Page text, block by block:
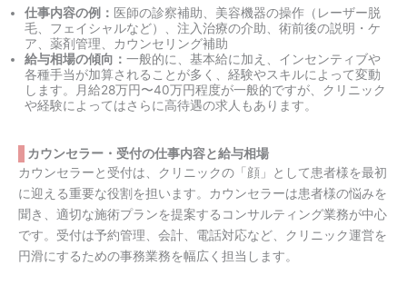
仕事内容の例： 医師の診察補助、美容機器の操作（レーザー脱
毛、フェイシャルなど）、注入治療の介助、術前後の説明・ケ
ア、薬剤管理、カウンセリング補助
給与相場の傾向： 一般的に、基本給に加え、インセンティブや
各種手当が加算されることが多く、経験やスキルによって変動
します。月給28万円〜40万円程度が一般的ですが、クリニック
や経験によってはさらに高待遇の求人もあります。
カウンセラー・受付の仕事内容と給与相場
カウンセラーと受付は、クリニックの「顔」として患者様を最初
に迎える重要な役割を担います。カウンセラーは患者様の悩みを
聞き、適切な施術プランを提案するコンサルティング業務が中心
です。受付は予約管理、会計、電話対応など、クリニック運営を
円滑にするための事務業務を幅広く担当します。